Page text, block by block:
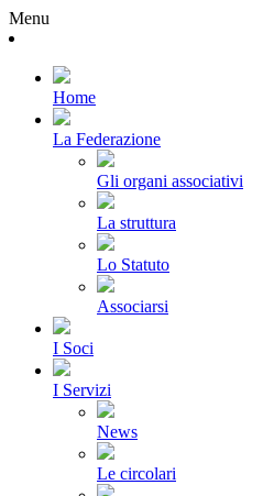
Menu
Home
La Federazione
Gli organi associativi
La struttura
Lo Statuto
Associarsi
I Soci
I Servizi
News
Le circolari